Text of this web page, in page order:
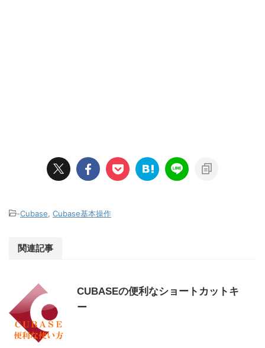
-Cubase Cubase基本操作
関連記事
CUBASEの便利なショートカットキ
ー